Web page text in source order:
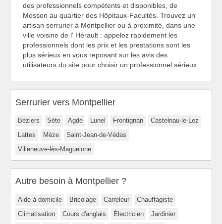
des professionnels compétents et disponibles, de
Mosson au quartier des Hôpitaux-Facultés. Trouvez un
artisan serrurier à Montpellier ou à proximité, dans une
ville voisine de l' Hérault : appelez rapidement les
professionnels dont les prix et les prestations sont les
plus sérieux en vous reposant sur les avis des
utilisateurs du site pour choisir un professionnel sérieux.
Serrurier vers Montpellier
Béziers Sète Agde Lunel Frontignan
Castelnau-le-Lez
Lattes
Mèze
Saint-Jean-de-Védas
Villeneuve-lès-Maguelone
Autre besoin à Montpellier ?
Aide à domicile Bricolage Carreleur
Chauffagiste
Climatisation
Cours d'anglais Électricien
Jardinier